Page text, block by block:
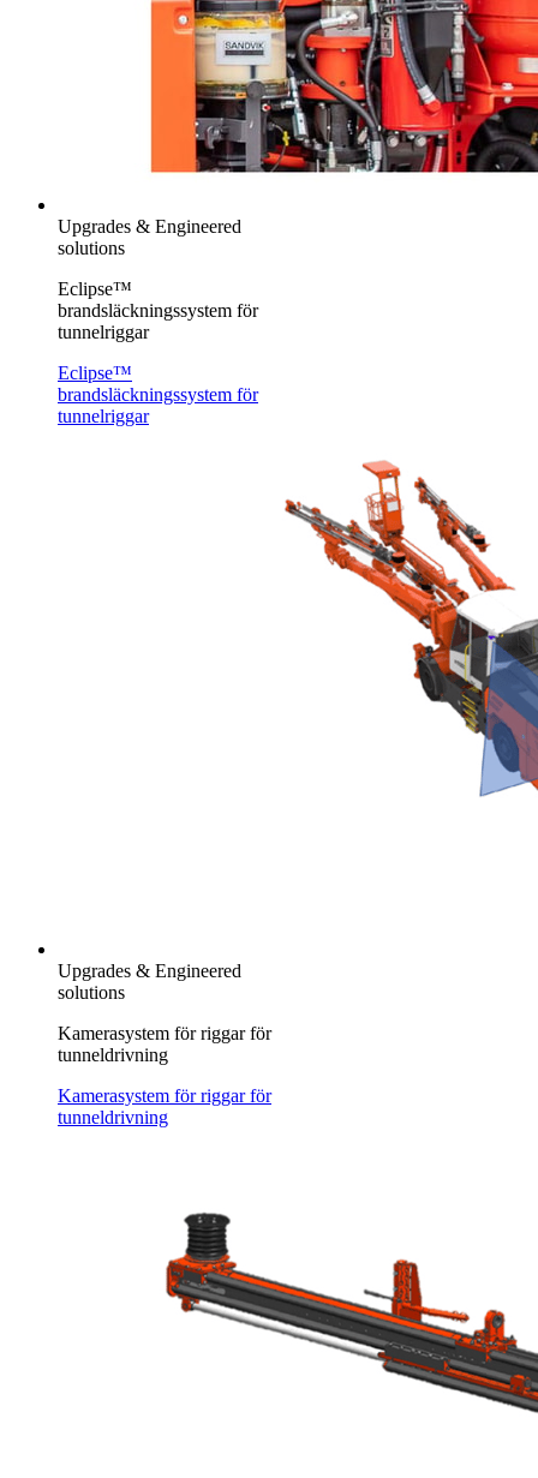
Upgrades & Engineered
solutions
Eclipse™
brandsläckningssystem för
tunnelriggar
Eclipse™
brandsläckningssystem för
tunnelriggar
Upgrades & Engineered
solutions
Kamerasystem för riggar för
tunneldrivning
Kamerasystem för riggar för
tunneldrivning